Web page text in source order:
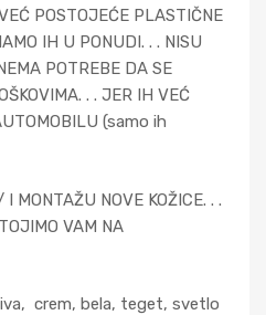
POSTOJEĆE PLASTIČNE
IH U PONUDI. . . NISU
POTREBE DA SE
. . JER IH VEĆ
(samo ih
MONTAŽU NOVE KOŽICE. . .
VAM NA
crem, bela, teget, svetlo